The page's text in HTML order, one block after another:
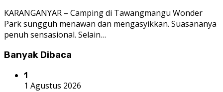
KARANGANYAR – Camping di Tawangmangu Wonder
Park sungguh menawan dan mengasyikkan. Suasananya
penuh sensasional. Selain…
Banyak Dibaca
1
1 Agustus 2026